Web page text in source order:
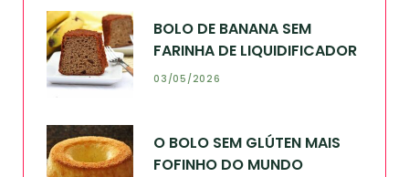
BOLO DE BANANA SEM
FARINHA DE LIQUIDIFICADOR
03/05/2026
O BOLO SEM GLÚTEN MAIS
FOFINHO DO MUNDO